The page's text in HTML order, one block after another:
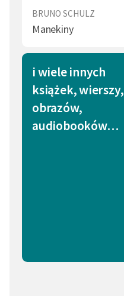
BRUNO SCHULZ
Manekiny
i wiele innych
książek, wierszy,
obrazów,
audiobooków…